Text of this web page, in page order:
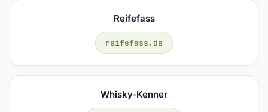
Reifefass
reifefass.de
Whisky-Kenner